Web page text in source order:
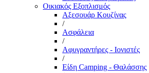
Οικιακός Εξοπλισμός
Αξεσουάρ Κουζίνας
/
Ασφάλεια
/
Αφυγραντήρες - Ιονιστές
/
Είδη Camping - Θαλάσσης